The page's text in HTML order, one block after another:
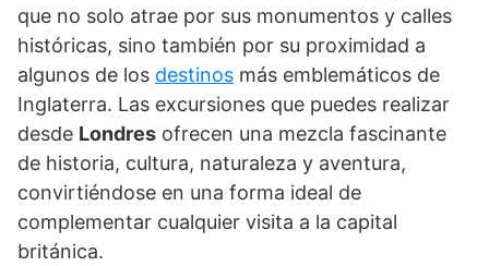
que no solo atrae por sus monumentos y calles
históricas, sino también por su proximidad a
algunos de los destinos más emblemáticos de
Inglaterra. Las excursiones que puedes realizar
desde Londres ofrecen una mezcla fascinante
de historia, cultura, naturaleza y aventura,
convirtiéndose en una forma ideal de
complementar cualquier visita a la capital
británica.